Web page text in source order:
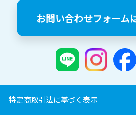
お問い合わせフォーム
特定商取引法に基づく表示